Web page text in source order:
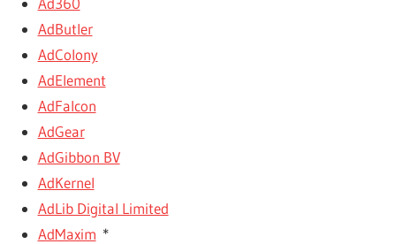
AdButler
AdColony
AdElement
AdFalcon
AdGear
AdGibbon BV
AdKernel
AdLib Digital Limited
AdMaxim *